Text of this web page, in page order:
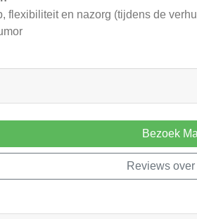
flexibiliteit en nazorg (tijdens de
Bezoek
Reviews